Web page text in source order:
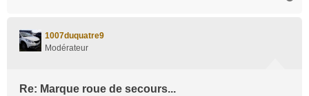
1007duquatre9
Modérateur
Re: Marque roue de secours...